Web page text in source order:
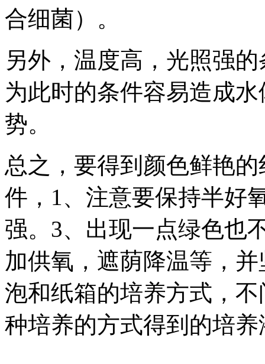
合细菌）。
另外，温度高，光照强
为此时的条件容易造成
势。
总之，要得到颜色鲜艳
件，1、注意要保持半好
强。3、出现一点绿色也
加供氧，遮荫降温等，
泡和纸箱的培养方式，
种培养的方式得到的培